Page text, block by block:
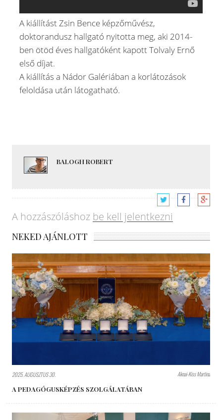
A kiállítást Zsin Bence képzőművész,
doktorandusz hallgató nyitotta meg, aki 2014-
ben ötöd éves hallgatóként kapott Tolvaly Ernő
első díjat.
A kiállítás a Nádor Galériában a korlátozások
feloldása után látogatható.
BALOGH ROBERT
A hozzászóláshoz be kell jelentkezni
NEKED AJÁNLOTT
2025. AUGUSZTUS 30. Aknai-Kiss Martina
A PEDAGÓGUSKÉPZÉS SZOLGÁLATÁBAN